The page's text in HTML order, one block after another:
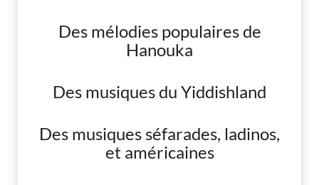
Des mélodies populaires de
Hanouka
Des musiques du Yiddishland
Des musiques séfarades, ladinos,
et américaines